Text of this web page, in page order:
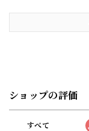
ショップの評価
すべて